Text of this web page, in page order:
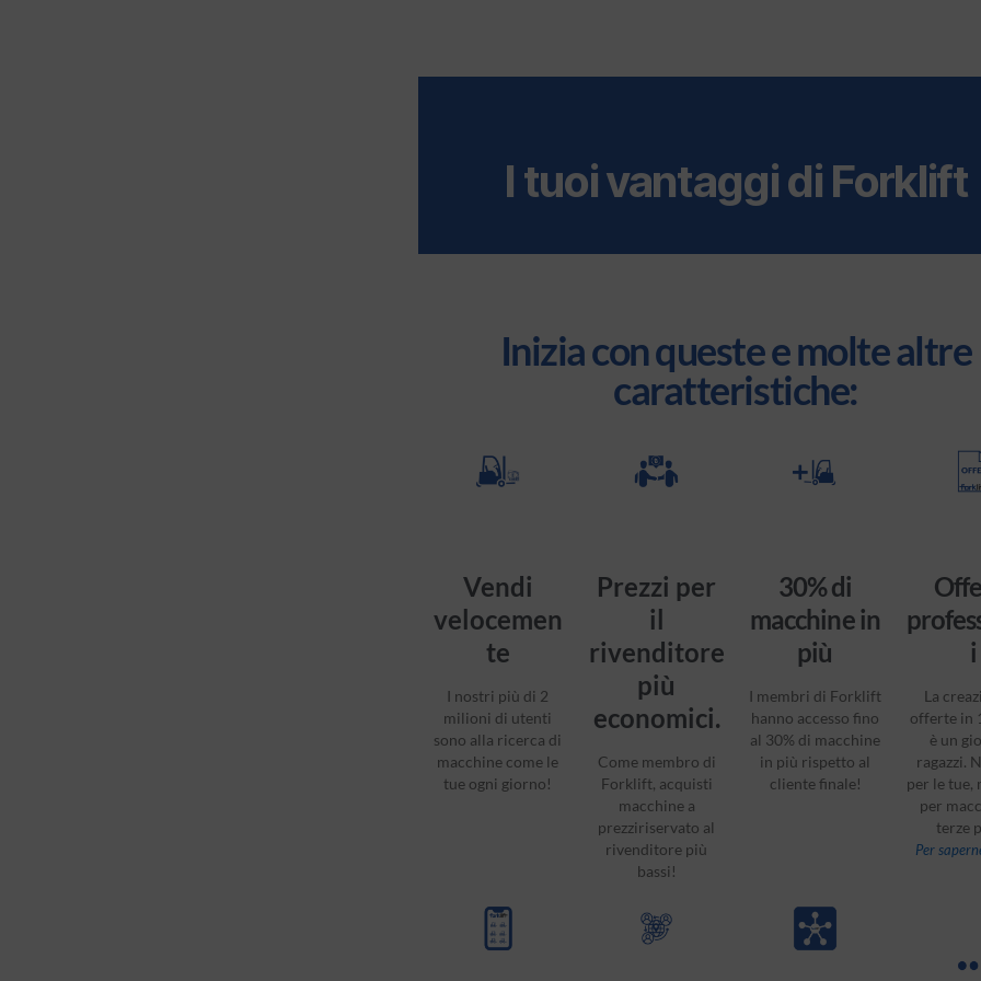
I tuoi vantaggi di Forklift
Inizia con queste e molte altre
caratteristiche:
Vendi
velocemen
te
I nostri più di 2
milioni di utenti
sono alla ricerca di
macchine come le
tue ogni giorno!
Prezzi per
il
rivenditore
più
economici.
Come membro di
Forklift, acquisti
macchine a
prezziriservato al
rivenditore più
bassi!
30% di
macchine in
più
I membri di Forklift
hanno accesso fino
al 30% di macchine
in più rispetto al
cliente finale!
i
La
offerte in
è un
ragazzi.
per le tue,
per
terze
Per